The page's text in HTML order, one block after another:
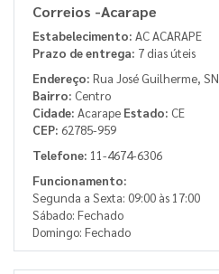
Correios -Acarape
Estabelecimento: AC ACARAPE
Prazo de entrega: 7 dias úteis
Endereço: Rua José Guilherme, SN
Bairro: Centro
Cidade: Acarape Estado: CE
CEP: 62785-959
Telefone: 11-4674-6306
Funcionamento:
Segunda a Sexta: 09:00 às 17:00
Sábado: Fechado
Domingo: Fechado